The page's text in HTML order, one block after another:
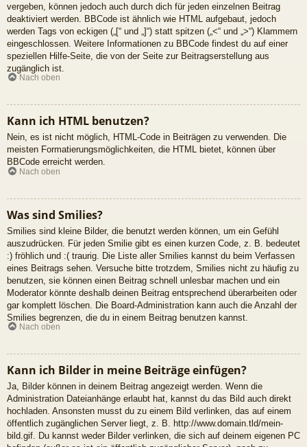
vergeben, können jedoch auch durch dich für jeden einzelnen Beitrag
deaktiviert werden. BBCode ist ähnlich wie HTML aufgebaut, jedoch
werden Tags von eckigen („[“ und „]“) statt spitzen („<“ und „>“) Klammern
eingeschlossen. Weitere Informationen zu BBCode findest du auf einer
speziellen Hilfe-Seite, die von der Seite zur Beitragserstellung aus
zugänglich ist.
Nach oben
Kann ich HTML benutzen?
Nein, es ist nicht möglich, HTML-Code in Beiträgen zu verwenden. Die
meisten Formatierungsmöglichkeiten, die HTML bietet, können über
BBCode erreicht werden.
Nach oben
Was sind Smilies?
Smilies sind kleine Bilder, die benutzt werden können, um ein Gefühl
auszudrücken. Für jeden Smilie gibt es einen kurzen Code, z. B. bedeutet
:) fröhlich und :( traurig. Die Liste aller Smilies kannst du beim Verfassen
eines Beitrags sehen. Versuche bitte trotzdem, Smilies nicht zu häufig zu
benutzen, sie können einen Beitrag schnell unlesbar machen und ein
Moderator könnte deshalb deinen Beitrag entsprechend überarbeiten oder
gar komplett löschen. Die Board-Administration kann auch die Anzahl der
Smilies begrenzen, die du in einem Beitrag benutzen kannst.
Nach oben
Kann ich Bilder in meine Beiträge einfügen?
Ja, Bilder können in deinem Beitrag angezeigt werden. Wenn die
Administration Dateianhänge erlaubt hat, kannst du das Bild auch direkt
hochladen. Ansonsten musst du zu einem Bild verlinken, das auf einem
öffentlich zugänglichen Server liegt, z. B. http://www.domain.tld/mein-
bild.gif. Du kannst weder Bilder verlinken, die sich auf deinem eigenen PC